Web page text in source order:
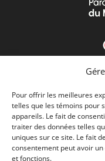
Pour offrir les meilleures
telles que les témoins pour
appareils. Le fait de
traiter des données telles
uniques sur ce site. Le fait
consentement peut avoir
et fonctions.